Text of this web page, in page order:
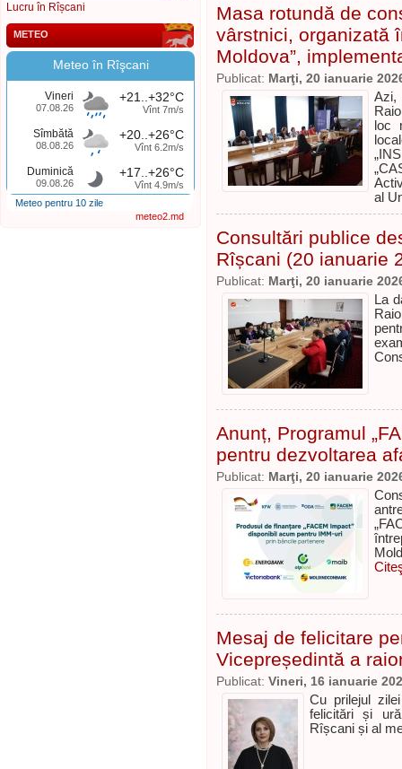
Lucru în Rîșcani
METEO
Meteo în Rîşcani
Vineri
07.08.26
+21..+32°C
Vînt 7m/s
Sîmbătă
08.08.26
+20..+26°C
Vînt 6.2m/s
Duminică
09.08.26
+17..+26°C
Vînt 4.9m/s
Meteo pentru 10 zile
meteo2.md
Masa rotundă de
vârstnici, organizată
Moldova”,
Publicat: Marţi, 20 ianuarie
loc
al
Consultări publice
Rîșcani (20 ianuarie
Publicat: Marţi, 20 ianuarie
La
Anunț, Programul
pentru dezvoltarea
Publicat: Marţi, 20 ianuarie
Mesaj de felicitare
Vicepreședintă a
Publicat: Vineri, 16 ianuarie
Cu prilejul
felicitări și
Rîșcani și al